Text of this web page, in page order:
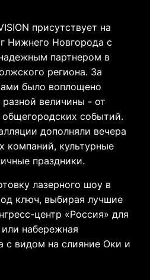
присутствует на
Нижнего Новгорода с
партнером в
региона. За
было воплощено
величины - от
событий.
дополняли вечера
компаний, культурные
праздники.
лазерного шоу в
ключ, выбирая лучшие
центр «Россия» для
набережная
с видом на слияние Оки и